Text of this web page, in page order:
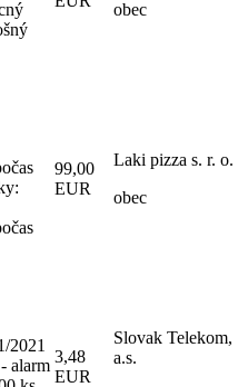
obec
99,00
EUR
Laki pizza s. r. o.
obec
2021
alarm 3,48
EUR
Slovak Telekom,
a.s.